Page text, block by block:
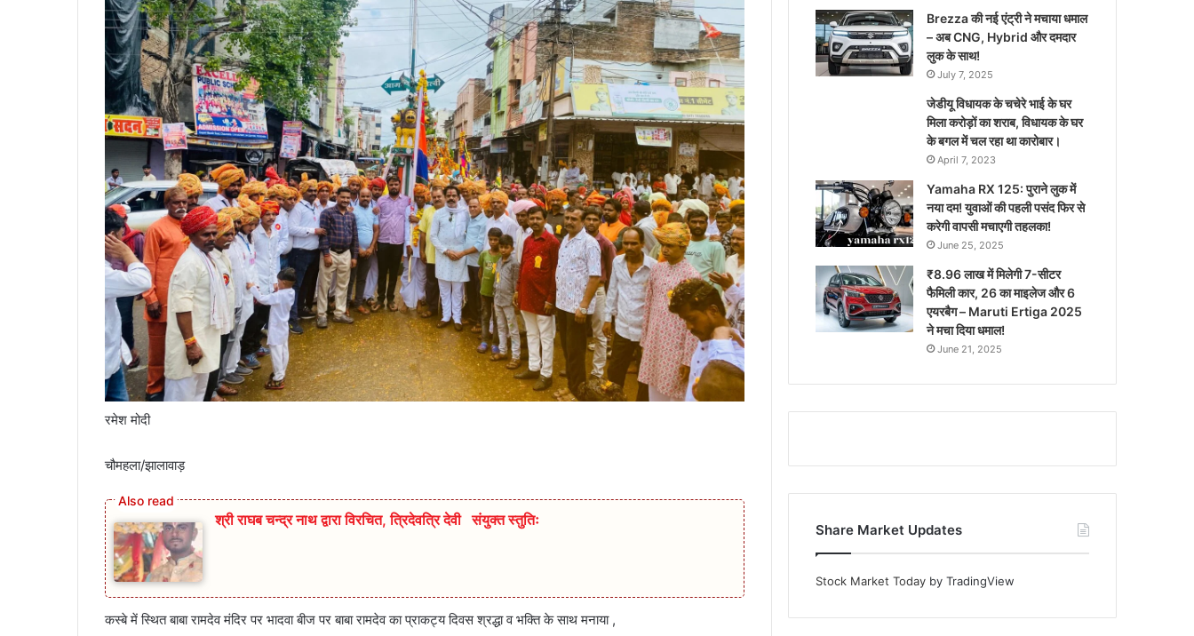
रमेश मोदी
चौमहला/झालावाड़
श्री राघब चन्द्र नाथ द्वारा विरचित, त्रिदेवत्रि देवी संयुक्त स्तुतिः
कस्बे में स्थित बाबा रामदेव मंदिर पर भादवा बीज पर बाबा रामदेव का प्राकट्य दिवस श्रद्धा व भक्ति के साथ मनाया ,
Brezza की नई एंट्री ने मचाया धमाल
– अब CNG, Hybrid और दमदार
लुक के साथ!
July 7, 2025
जेडीयू विधायक के चचेरे भाई के घर
मिला करोड़ों का शराब, विधायक के घर
के बगल में चल रहा था कारोबार।
April 7, 2023
Yamaha RX 125: पुराने लुक में
नया दम! युवाओं की पहली पसंद फिर से
करेगी वापसी मचाएगी तहलका!
June 25, 2025
₹8.96 लाख में मिलेगी 7-सीटर
फैमिली कार, 26 का माइलेज और 6
एयरबैग – Maruti Ertiga 2025
ने मचा दिया धमाल!
June 21, 2025
Share Market Updates
Stock Market Today by TradingView